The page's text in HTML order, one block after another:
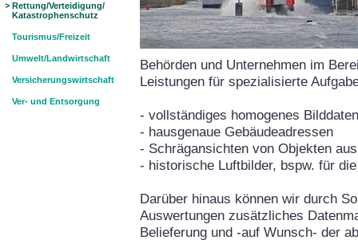
Rettung/Verteidigung/
Katastrophenschutz
Tourismus/Freizeit
Umwelt/Landwirtschaft
Versicherungswirtschaft
Ver- und Entsorgung
Behörden und Unternehmen im
Leistungen für spezialisierte
- vollständiges homogenes
- hausgenaue Gebäudeadressen
- Schrägansichten von Objekten
- historische Luftbilder, bspw. für
Darüber hinaus können wir durch
Auswertungen zusätzliches
Belieferung und -auf Wunsch- der